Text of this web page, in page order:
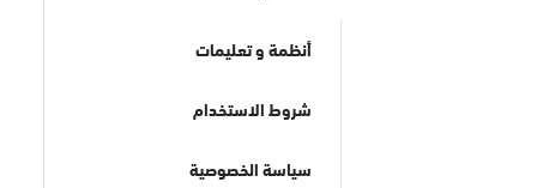
أنظمة و تعليمات
شروط الاستخدام
سياسة الخصوصية